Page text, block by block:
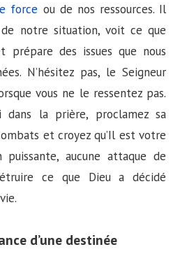
force ou de nos ressources. Il
notre situation, voit ce que
prépare des issues que nous
N’hésitez pas, le Seigneur
vous ne le ressentez pas.
dans la prière, proclamez sa
et croyez qu’Il est votre
puissante, aucune attaque de
ce que Dieu a décidé
d’une destinée